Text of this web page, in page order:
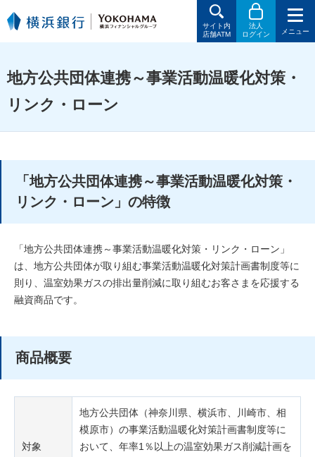
サイト内
店舗ATM
法人
ログイン
メニュー
地方公共団体連携～事業活動温暖化対策・
リンク・ローン
「地方公共団体連携～事業活動温暖化対策・
リンク・ローン」の特徴
「地方公共団体連携～事業活動温暖化対策・リンク・ローン」
は、地方公共団体が取り組む事業活動温暖化対策計画書制度等に
則り、温室効果ガスの排出量削減に取り組むお客さまを応援する
融資商品です。
商品概要
対象
地方公共団体（神奈川県、横浜市、川崎市、相
模原市）の事業活動温暖化対策計画書制度等に
おいて、年率1％以上の温室効果ガス削減計画を